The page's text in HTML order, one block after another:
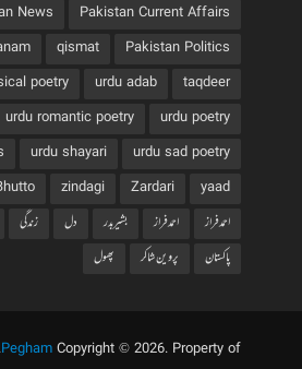
Pakistan Current Affairs
News
Pakistan Politics
qismat
taqdeer
urdu adab
poetry
urdu poetry
urdu romantic poetry
urdu sad poetry
urdu shayari
yaad
Zardari
zindagi
احمد فراز
احمدفراز بشیربدر دل زندگی
پاکستان
پروین شاکر پھول
Copyright © 2026. Property of
Pegham
.